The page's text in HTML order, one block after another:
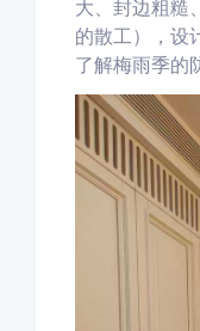
大、封边粗糙
的散工），设
了解梅雨季的